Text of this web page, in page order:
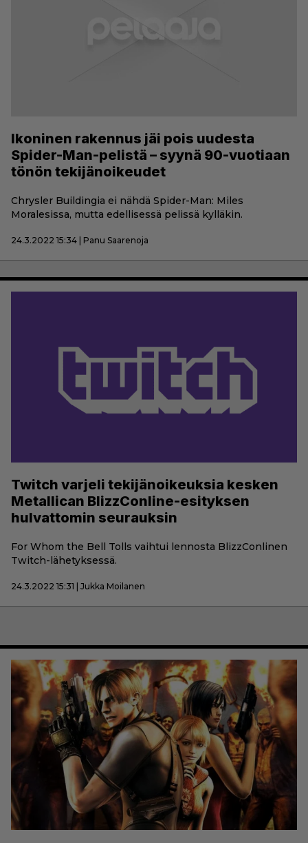
Ikoninen rakennus jäi pois uudesta
Spider-Man-pelistä – syynä 90-vuotiaan
tönön tekijänoikeudet
Chrysler Buildingia ei nähdä Spider-Man: Miles
Moralesissa, mutta edellisessä pelissä kylläkin.
24.3.2022 15:34 | Panu Saarenoja
Twitch varjeli tekijänoikeuksia kesken
Metallican BlizzConline-esityksen
hulvattomin seurauksin
For Whom the Bell Tolls vaihtui lennosta BlizzConlinen
Twitch-lähetyksessä.
24.3.2022 15:31 | Jukka Moilanen